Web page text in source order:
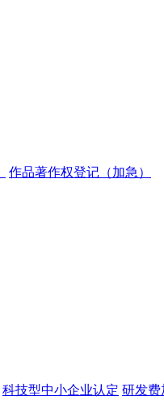
作品著作权登记（加急）
科技型中小企业认定 研发费